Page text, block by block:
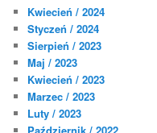
Kwiecień / 2024
Styczeń / 2024
Sierpień / 2023
Maj / 2023
Kwiecień / 2023
Marzec / 2023
Luty / 2023
Październik / 2022